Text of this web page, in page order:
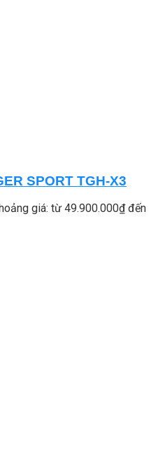
SPORT TGH-X3
giá: từ 49.900.000₫ đến